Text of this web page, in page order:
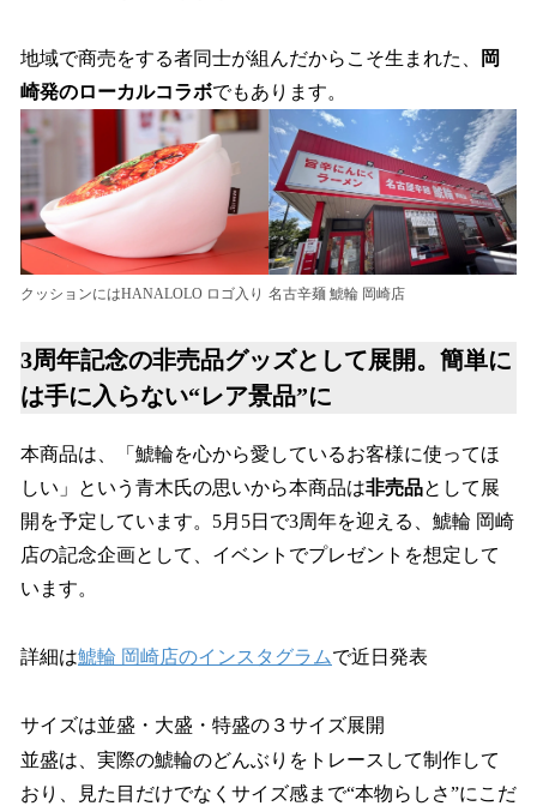
地域で商売をする者同士が組んだからこそ生まれた、
岡
崎発のローカルコラボでもあります。
クッションにはHANALOLO ロゴ入り 名古辛麺 鯱輪 岡崎店
3周年記念の非売品グッズとして展開。簡単に
は手に入らない“レア景品”に
本商品は、「鯱輪を心から愛しているお客様に使ってほ
しい」という青木氏の思いから本商品は非売品として展
開を予定しています。5月5日で3周年を迎える、鯱輪 岡崎
店の記念企画として、イベントでプレゼントを想定して
います。
詳細は鯱輪 岡崎店のインスタグラムで近日発表
サイズは並盛・大盛・特盛の３サイズ展開
並盛は、実際の鯱輪のどんぶりをトレースして制作して
おり、見た目だけでなくサイズ感まで“本物らしさ”にこだ